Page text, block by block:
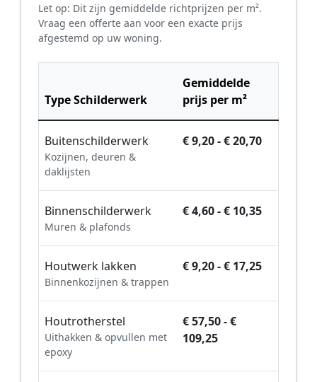
Let op: Dit zijn gemiddelde richtprijzen per m².
Vraag een offerte aan voor een exacte prijs
afgestemd op uw woning.
Type Schilderwerk
Gemiddelde
prijs per m²
Buitenschilderwerk
Kozijnen, deuren &
daklijsten
€ 9,20 - € 20,70
Binnenschilderwerk
Muren & plafonds
€ 4,60 - € 10,35
Houtwerk lakken
Binnenkozijnen & trappen
€ 9,20 - € 17,25
Houtrotherstel
Uithakken & opvullen met
epoxy
€ 57,50 - €
109,25